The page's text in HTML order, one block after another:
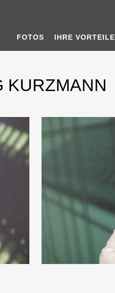
FOTOS IHRE VORTEILE
KURZMANN